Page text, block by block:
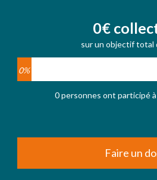
0€
sur un objectif total
0%
0 personnes ont participé
Faire un